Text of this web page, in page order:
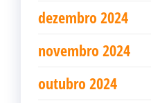
dezembro 2024
novembro 2024
outubro 2024